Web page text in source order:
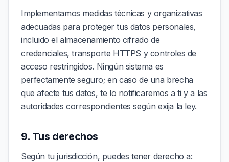
Implementamos medidas técnicas y organizativas
adecuadas para proteger tus datos personales,
incluido el almacenamiento cifrado de
credenciales, transporte HTTPS y controles de
acceso restringidos. Ningún sistema es
perfectamente seguro; en caso de una brecha
que afecte tus datos, te lo notificaremos a ti y a las
autoridades correspondientes según exija la ley.
9. Tus derechos
Según tu jurisdicción, puedes tener derecho a: